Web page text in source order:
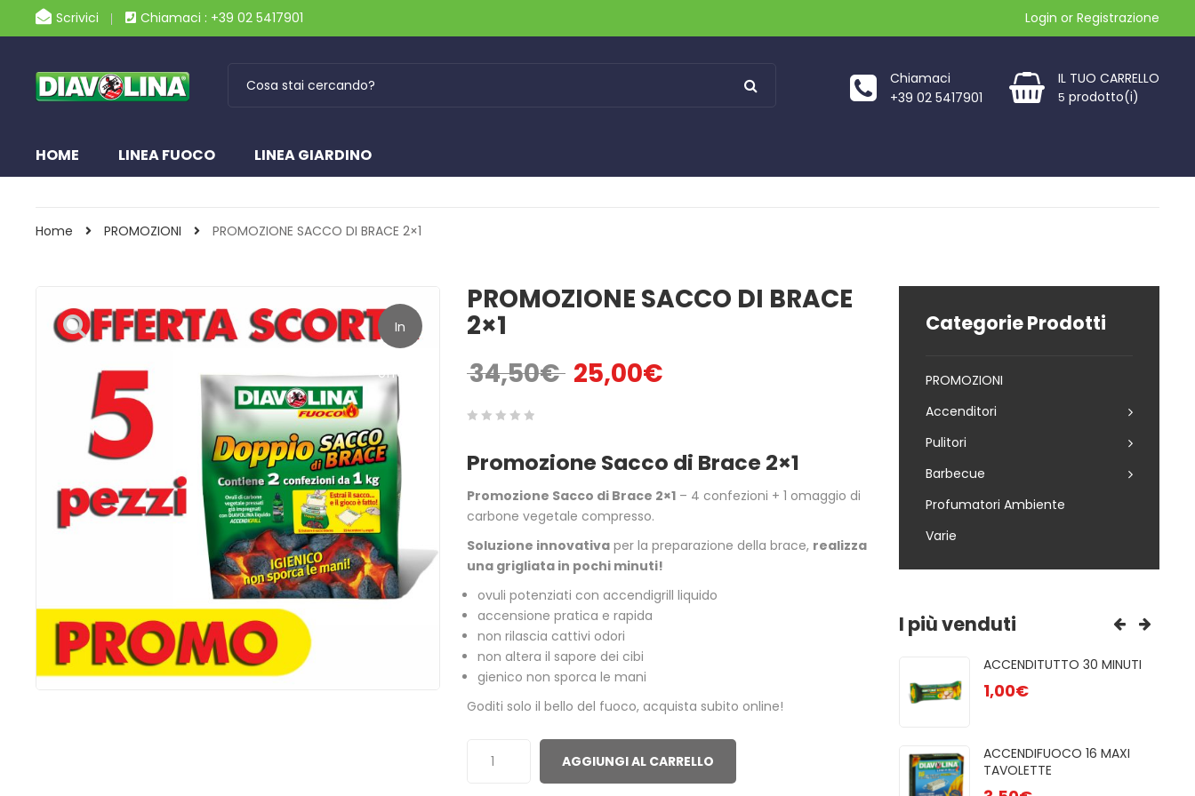
Scrivici Chiamaci : +39 02 5417901 Login or Registrazione
Chiamaci
+39 02 5417901
IL TUO CARRELLO
5 prodotto(i)
HOME LINEA FUOCO LINEA GIARDINO
Home PROMOZIONI PROMOZIONE SACCO DI BRACE 2×1
In
offerta!
PROMOZIONE SACCO DI BRACE
2×1
34,50€ Il prezzo originale era: 34,50€.
25,00€
out
based
on
customer
ratings
Promozione Sacco di Brace 2×1
Promozione Sacco di Brace 2×1 – 4 confezioni + 1 omaggio di
carbone vegetale compresso.
Soluzione innovativa per la preparazione della brace, realizza
una grigliata in pochi minuti!
ovuli potenziati con accendigrill liquido
accensione pratica e rapida
non rilascia cattivi odori
non altera il sapore dei cibi
gienico non sporca le mani
Goditi solo il bello del fuoco, acquista subito online!
AGGIUNGI AL CARRELLO
Categorie Prodotti
PROMOZIONI
Accenditori
Pulitori
Barbecue
Profumatori Ambiente
Varie
I più venduti
ACCENDITUTTO 30 MINUTI
1,00
ACCENDIFUOCO 16 MAXI
TAVOLETTE
3,00€
6,50
ACCENDITUTTO 30 MINUTI
1,00€
ACCENDIFUOCO 16 MAXI
TAVOLETTE